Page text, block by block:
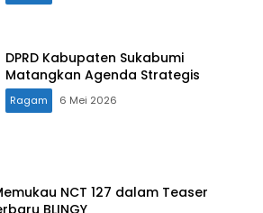
DPRD Kabupaten Sukabumi
Matangkan Agenda Strategis
Ragam 6 Mei 2026
NCT 127 dalam Teaser
BLINGY